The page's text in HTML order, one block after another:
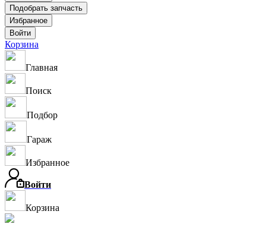
Корзина
Главная
Поиск
Подбор
Гараж
Избранное
Войти
Корзина